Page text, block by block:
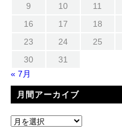
9
10 11
16
17 18
23
24 25
30
31
« 7月
月間アーカイブ